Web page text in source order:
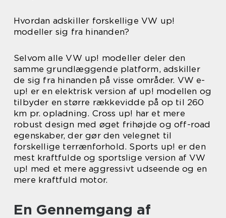
Hvordan adskiller forskellige VW up!
modeller sig fra hinanden?
Selvom alle VW up! modeller deler den
samme grundlæggende platform, adskiller
de sig fra hinanden på visse områder. VW e-
up! er en elektrisk version af up! modellen og
tilbyder en større rækkevidde på op til 260
km pr. opladning. Cross up! har et mere
robust design med øget frihøjde og off-road
egenskaber, der gør den velegnet til
forskellige terrænforhold. Sports up! er den
mest kraftfulde og sportslige version af VW
up! med et mere aggressivt udseende og en
mere kraftfuld motor.
En Gennemgang af